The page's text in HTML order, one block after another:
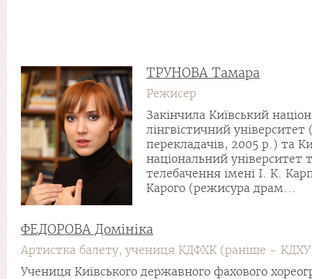
ТРУНОВА Тамара
Режисер
Закінчила Київський
лінгвістичний
перекладачів, 2005 р.) та
національний університет
телебачення імені І. К.
Карого (режисура драм...
ФЕДОРОВА Домініка
Артистка балету, учениця КДФХК (раніше -
Учениця Київського державного фахового